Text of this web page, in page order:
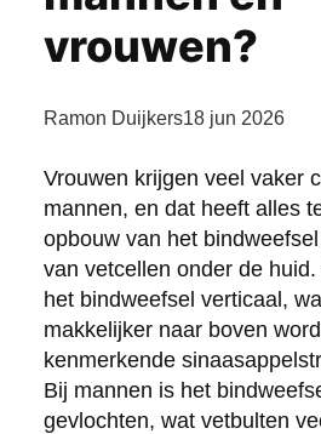
vrouwen?
Ramon Duijkers18 jun 2026
Vrouwen krijgen veel vaker
mannen, en dat heeft alles
opbouw van het
van vetcellen onder de
het bindweefsel verticaal,
makkelijker naar boven
kenmerkende
Bij mannen is het
gevlochten, wat vetbulten